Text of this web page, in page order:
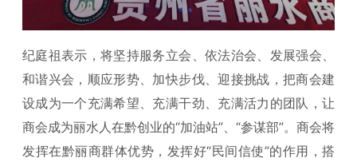
纪庭祖表示，将坚持服务立会、依法治会、发展强会、
和谐兴会，顺应形势、加快步伐、迎接挑战，把商会建
设成为一个充满希望、充满干劲、充满活力的团队，让
商会成为丽水人在黔创业的“加油站”、“参谋部”。商会将
发挥在黔丽商群体优势，发挥好“民间信使”的作用，搭